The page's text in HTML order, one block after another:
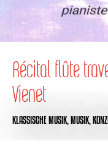
Récital flûte
Vienet
KLASSISCHE MUSIK,MUSIK,